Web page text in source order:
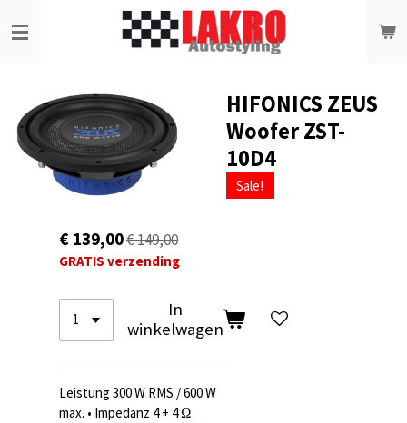
direct
hoofdinhoud
HIFONICS ZEUS
Woofer ZST-
10D4
Sale!
€ 139,00€ 149,00
GRATIS verzending
In
winkelwagen
Leistung 300 W RMS / 600 W
max. • Impedanz 4 + 4 Ω